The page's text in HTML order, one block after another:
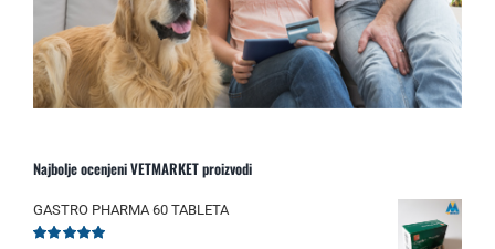
Najbolje ocenjeni VETMARKET proizvodi
GASTRO PHARMA 60 TABLETA